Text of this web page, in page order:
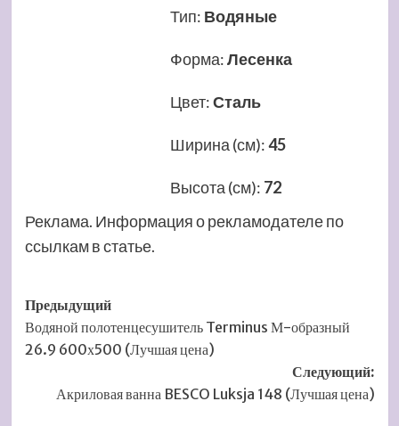
Тип: Водяные
Форма:Лесенка
Цвет:Сталь
Ширина (см):45
Высота (см): 72
Реклама. Информация о рекламодателе по
ссылкам в статье.
Навигация
записи
Предыдущий
Водяной полотенцесушитель Terminus М-образный
26.9 600х500 (Лучшая цена)
Следующий:
Акриловая ванна BESCO Luksja 148 (Лучшая цена)